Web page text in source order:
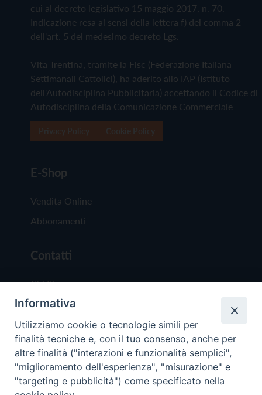
cui al decreto legislativo 15 maggio 2017, n. 70.
Indicazione resa ai sensi della lettera f) del comma 2
dell'art. 5 del medesimo decreto Lgs.
Vita Trentina, tramite la Fisc (Federazione Italiana
Settimanali Cattolici), ha aderito allo IAP (Istituto
dell'Autodisciplina Pubblicitaria) accettando il Codice di
Autodisciplina della Comunicazione Commerciale
E-Shop
Vendita Online
Abbonamenti
Contatti
Chi Siamo
Redazione
Scrivici
Informativa
Utilizziamo cookie o tecnologie simili per
finalità tecniche e, con il tuo consenso, anche per
altre finalità ("interazioni e funzionalità semplici",
"miglioramento dell'esperienza", "misurazione" e
"targeting e pubblicità") come specificato nella